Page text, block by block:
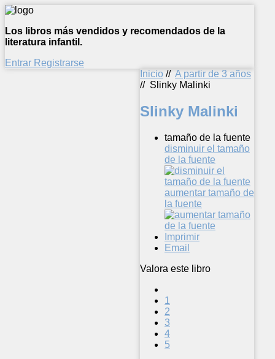
Los libros más vendidos y recomendados de la
literatura infantil.
Entrar Registrarse
Inicio // A partir de 3 años
// Slinky Malinki
Slinky Malinki
tamaño de la fuente
disminuir el tamaño
de la fuente
aumentar tamaño de
la fuente
Imprimir
Email
Valora este libro
1
2
3
4
5